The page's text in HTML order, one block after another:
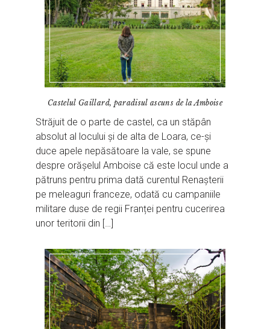
Castelul Gaillard, paradisul ascuns de la Amboise
Străjuit de o parte de castel, ca un stăpân
absolut al locului și de alta de Loara, ce-și
duce apele nepăsătoare la vale, se spune
despre orășelul Amboise că este locul unde a
pătruns pentru prima dată curentul Renașterii
pe meleaguri franceze, odată cu campaniile
militare duse de regii Franței pentru cucerirea
unor teritorii din […]